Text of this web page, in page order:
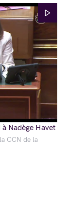
CCN de la
Nadège Havet